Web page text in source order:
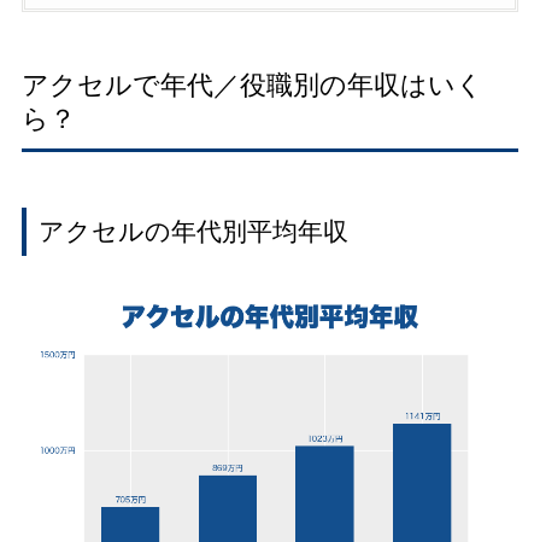
アクセルで年代／役職別の年収はいく
ら？
アクセルの年代別平均年収